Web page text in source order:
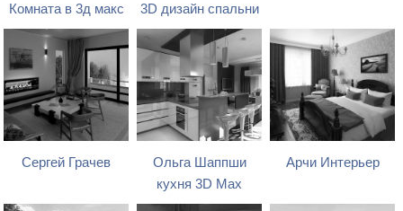
Комната в 3д макс
3D дизайн спальни
Сергей Грачев
Ольга Шаппши
кухня 3D Max
Арчи Интерьер